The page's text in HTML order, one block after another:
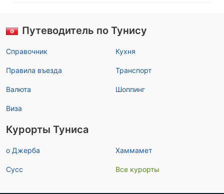
Путеводитель по Тунису
Справочник
Правила въезда
Валюта
Виза
Кухня
Транспорт
Шоппинг
Курорты Туниса
о Джерба
Сусс
Хаммамет
Все курорты